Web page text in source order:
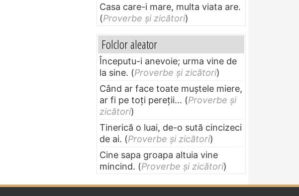
Casa care-i mare, multa viata are.
(Proverbe și zicători)
Folclor aleator
Începutu-i anevoie; urma vine de
la sine. (Proverbe și zicători)
Când ar face toate muştele miere,
ar fi pe toţi pereţii... (Proverbe și
zicători)
Tinerică o luai, de-o sută cincizeci
de ai. (Proverbe și zicători)
Cine sapa groapa altuia vine
mincind. (Proverbe și zicători)